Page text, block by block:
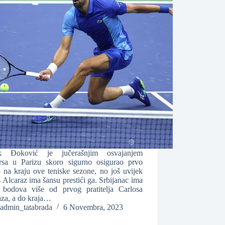
Đoković je jučerašnjim osvajanjem
u Parizu skoro sigurno osigurao prvo
na kraju ove teniske sezone, no još uvijek
Alcaraz ima šansu prestići ga. Srbijanac ima
bodova više od prvog pratitelja Carlosa
a do kraja…
admin_tatabrada
6 Novembra, 2023
❆